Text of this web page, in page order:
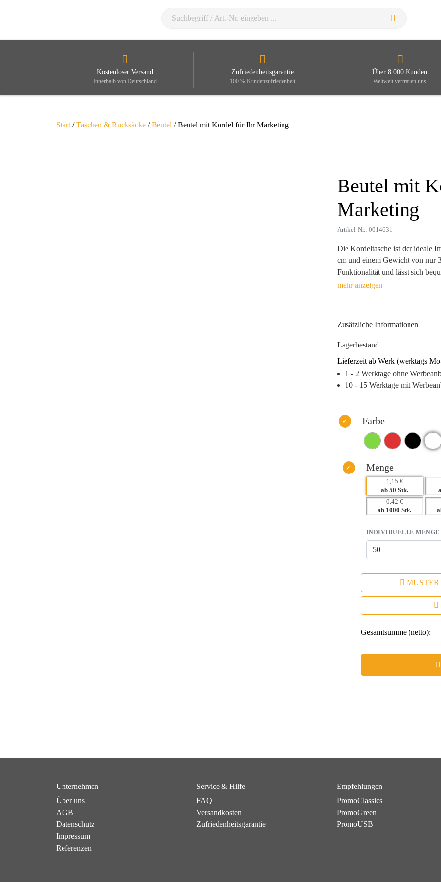
Kostenloser Versand
Innerhalb von Deutschland
Zufriedenheitsgarantie
100 % Kundenzufriedenheit
Über 8.000 Kunden
Weltweit vertrauen uns
Start /Taschen & Rucksäcke /Beutel / Beutel mit Kordel für Ihr Marketing
Beutel mit
Marketing
Artikel-Nr.: 0014631
Die Kordeltasche ist der ideale
cm und einem Gewicht von nur
Funktionalität und lässt sich
Polyester 210T, sind die
emotionalen Verbindung zu den
individuelle Druckmöglichkeiten
Investieren Sie in ein Produkt,
– Langfristige Sichtbarkeit im
– Emotionale Verbindung zu
– Individuelle
Zusätzliche Informationen
Lagerbestand
Lieferzeit ab Werk (werktags
1 - 2 Werktage ohne
10 - 15 Werktage mit
Farbe
Menge
1,15 €
ab 50 Stk.
0,42 €
ab 1000 Stk.
INDIVIDUELLE MENGE
MUSTER
Gesamtsumme (netto):
Unternehmen
Über uns
AGB
Datenschutz
Impressum
Referenzen
Service & Hilfe
FAQ
Versandkosten
Zufriedenheitsgarantie
Empfehlungen
PromoClassics
PromoGreen
PromoUSB